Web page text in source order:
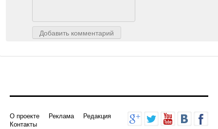
Добавить комментарий
О проекте Реклама
Редакция
Контакты